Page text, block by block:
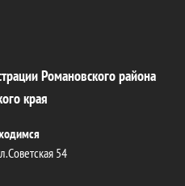
Романовского района
края
54